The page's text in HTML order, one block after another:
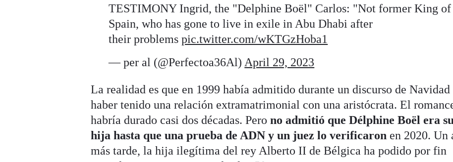
TESTIMONY Ingrid, the "Delphine Boël" Carlos: "Not former King of
Spain, who has gone to live in exile in Abu Dhabi after
their problemspic.twitter.com/wKTGzHoba1
— per al (@Perfectoa36Al) April 29, 2023
La realidad es que en 1999 había admitido durante un discurso de Navidad
haber tenido una relación extramatrimonial con una aristócrata. El
habría durado casi dos décadas. Perono admitió que Délphine Boël era su
hija hasta que una prueba de ADN y un juez lo verificaron en 2020. Un
más tarde, la hija ilegítima del rey Alberto II de Bélgica ha podido por fin